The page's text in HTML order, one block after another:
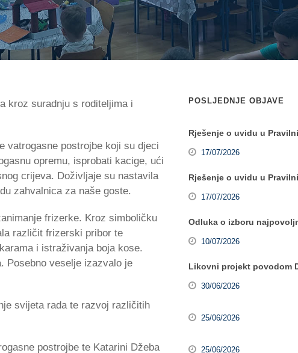
kroz suradnju s roditeljima i
vatrogasne postrojbe koji su djeci
opremu, isprobati kacige, ući
crijeva. Doživljaje su nastavila
zahvalnica za naše goste.
frizerke. Kroz simboličku
različit frizerski pribor te
i istraživanja boja kose.
Posebno veselje izazvalo je
svijeta rada te razvoj različitih
postrojbe te Katarini Džeba
POSLJEDNJE OBJAVE
Rješenje o uvidu u
17/07/2026
Rješenje o uvidu u
17/07/2026
Odluka o izboru
10/07/2026
Likovni projekt povodom
30/06/2026
25/06/2026
25/06/2026